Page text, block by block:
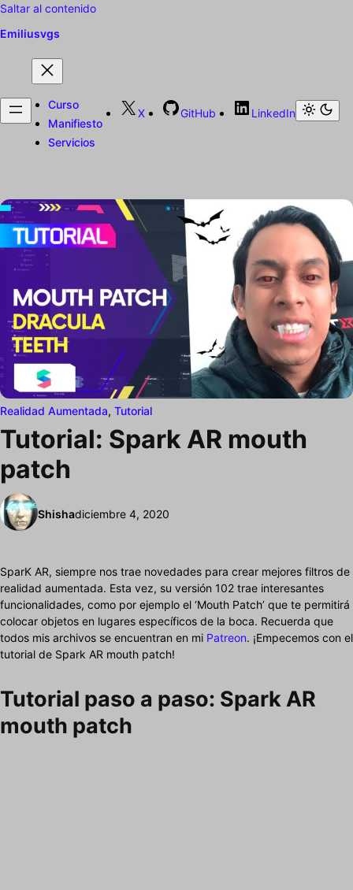
Saltar al contenido
Emiliusvgs
Curso
Manifiesto
Servicios
X GitHub LinkedIn
Realidad Aumentada, Tutorial
Tutorial: Spark AR mouth
patch
Shishadiciembre 4, 2020
SparK AR, siempre nos trae novedades para crear mejores filtros de
realidad aumentada. Esta vez, su versión 102 trae interesantes
funcionalidades, como por ejemplo el ‘Mouth Patch’ que te permitirá
colocar objetos en lugares específicos de la boca. Recuerda que
todos mis archivos se encuentran en mi Patreon. ¡Empecemos con el
tutorial de Spark AR mouth patch!
Tutorial paso a paso: Spark AR
mouth patch